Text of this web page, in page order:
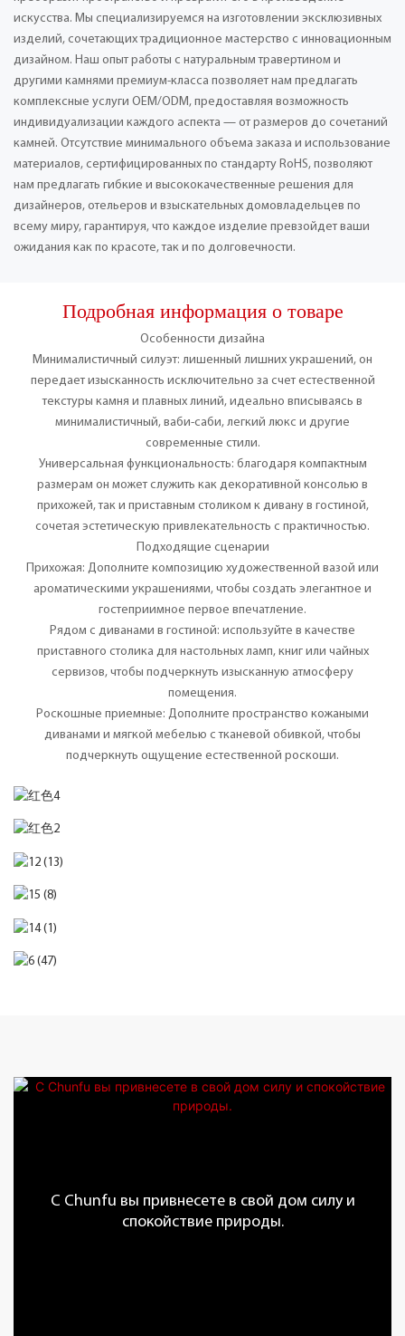
искусства. Мы специализируемся на изготовлении эксклюзивных
изделий, сочетающих традиционное мастерство с инновационным
дизайном. Наш опыт работы с натуральным травертином и
другими камнями премиум-класса позволяет нам предлагать
комплексные услуги OEM/ODM, предоставляя возможность
индивидуализации каждого аспекта — от размеров до сочетаний
камней. Отсутствие минимального объема заказа и использование
материалов, сертифицированных по стандарту RoHS, позволяют
нам предлагать гибкие и высококачественные решения для
дизайнеров, отельеров и взыскательных домовладельцев по
всему миру, гарантируя, что каждое изделие превзойдет ваши
ожидания как по красоте, так и по долговечности.
Подробная информация о товаре
Особенности дизайна
Минималистичный силуэт: лишенный лишних украшений, он
передает изысканность исключительно за счет естественной
текстуры камня и плавных линий, идеально вписываясь в
минималистичный, ваби-саби, легкий люкс и другие
современные стили.
Универсальная функциональность: благодаря компактным
размерам он может служить как декоративной консолью в
прихожей, так и приставным столиком к дивану в гостиной,
сочетая эстетическую привлекательность с практичностью.
Подходящие сценарии
Прихожая: Дополните композицию художественной вазой или
ароматическими украшениями, чтобы создать элегантное и
гостеприимное первое впечатление.
Рядом с диванами в гостиной: используйте в качестве
приставного столика для настольных ламп, книг или чайных
сервизов, чтобы подчеркнуть изысканную атмосферу
помещения.
Роскошные приемные: Дополните пространство кожаными
диванами и мягкой мебелью с тканевой обивкой, чтобы
подчеркнуть ощущение естественной роскоши.
С Chunfu вы привнесете в свой дом силу и
спокойствие природы.